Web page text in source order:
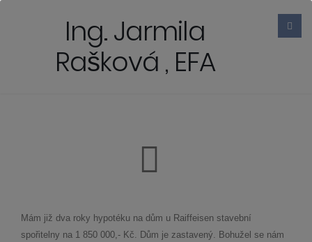
Ing. Jarmila
Rašková , EFA
Mám již dva roky hypotéku na dům u Raiffeisen stavební
spořitelny na 1 850 000,- Kč. Dům je zastavený. Bohužel se nám